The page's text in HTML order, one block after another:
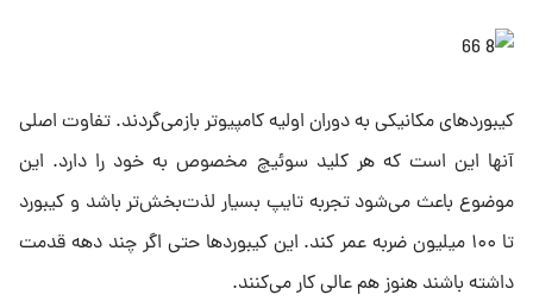
کیبوردهای مکانیکی به دوران اولیه کامپیوتر بازمی‌گردند. تفاوت اصلی
آنها این است که هر کلید سوئیچ مخصوص به خود را دارد. این
موضوع باعث می‌شود تجربه تایپ بسیار لذت‌بخش‌تر باشد و کیبورد
تا ۱۰۰ میلیون ضربه عمر کند. این کیبوردها حتی اگر چند دهه قدمت
داشته باشند هنوز هم عالی کار می‌کنند.